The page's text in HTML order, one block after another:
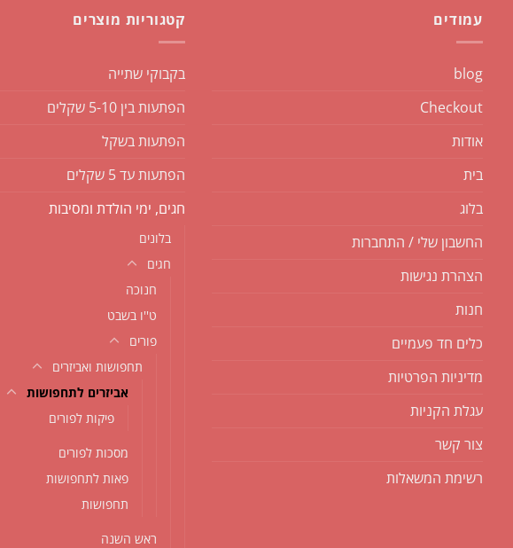
עמודים
blog
Checkout
אודות
בית
בלוג
החשבון שלי / התחברות
הצהרת נגישות
חנות
כלים חד פעמיים
מדיניות הפרטיות
עגלת הקניות
צור קשר
רשימת המשאלות
קטגוריות מוצרים
בקבוקי שתייה
הפתעות בין 5-10 שקלים
הפתעות בשקל
הפתעות עד 5 שקלים
חגים, ימי הולדת ומסיבות
בלונים
חגים
חנוכה
ט''ו בשבט
פורים
תחפושות ואביזרים
אביזרים לתחפושות
פיקות לפורים
מסכות לפורים
פאות לתחפושות
תחפושות
ראש השנה